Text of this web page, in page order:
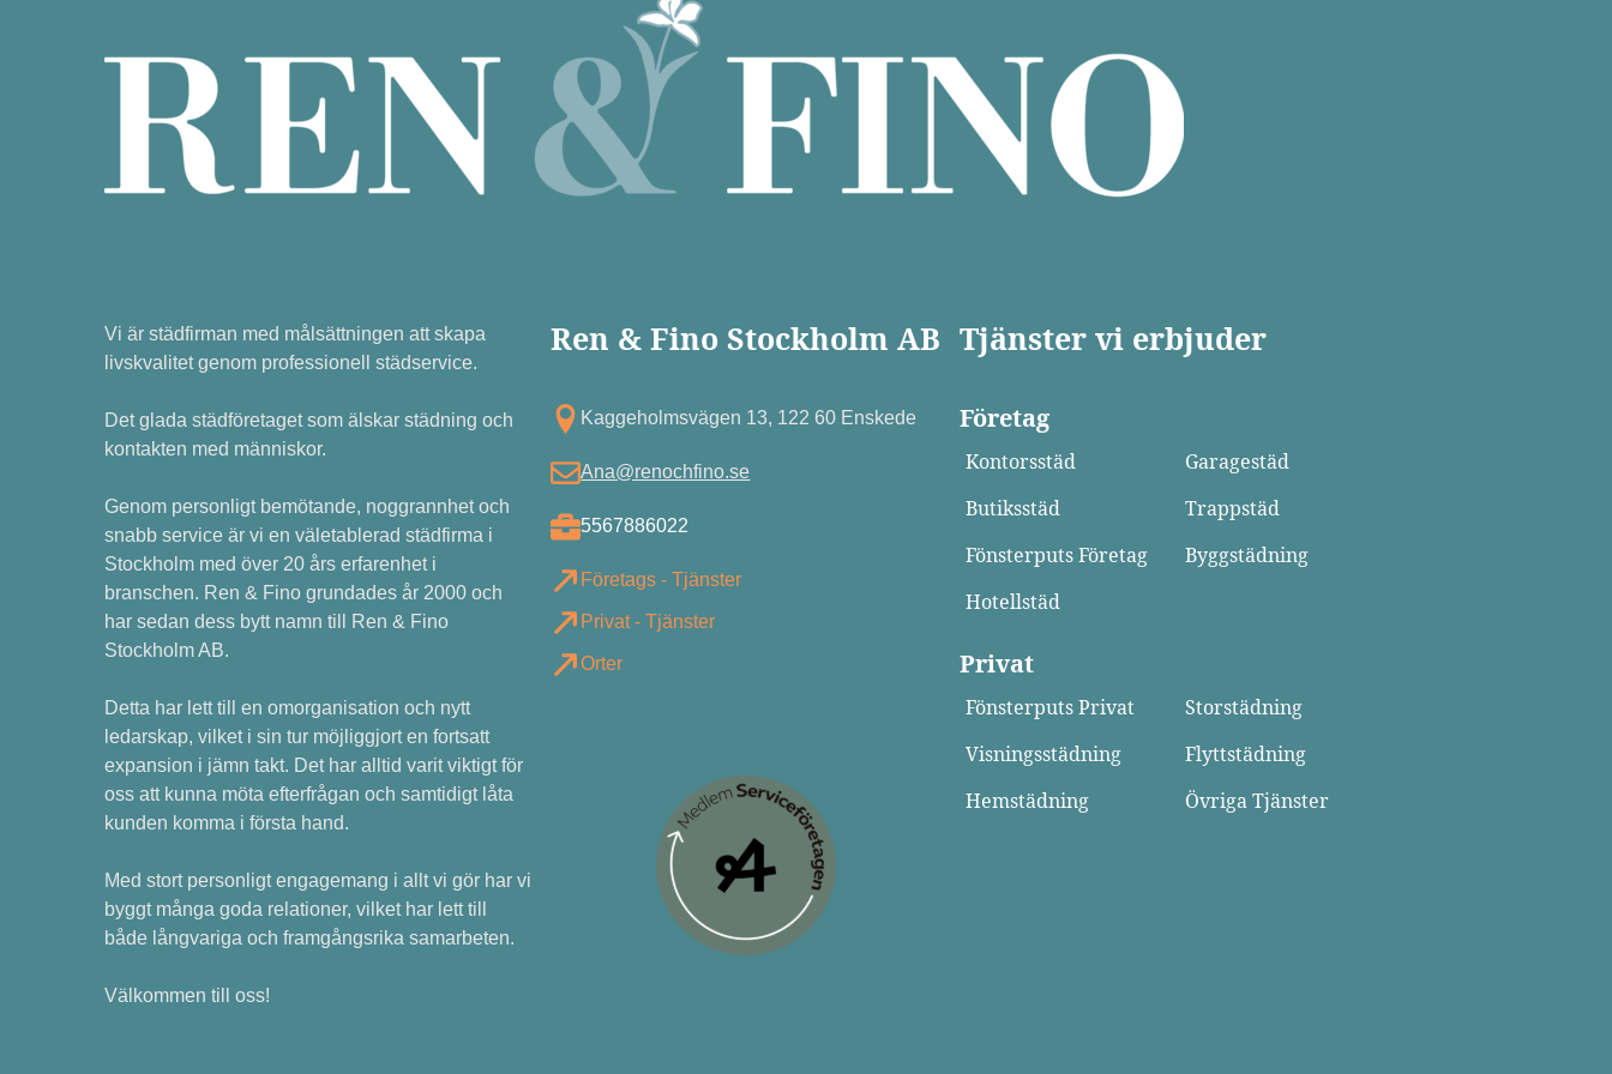
Vi är städfirman med målsättningen att skapa
livskvalitet genom professionell städservice.
Det glada städföretaget som älskar städning och
kontakten med människor.
Genom personligt bemötande, noggrannhet och
snabb service är vi en väletablerad städfirma i
Stockholm med över 20 års erfarenhet i
branschen. Ren & Fino grundades år 2000 och
har sedan dess bytt namn till Ren & Fino
Stockholm AB.
Detta har lett till en omorganisation och nytt
ledarskap, vilket i sin tur möjliggjort en fortsatt
expansion i jämn takt. Det har alltid varit viktigt för
oss att kunna möta efterfrågan och samtidigt låta
kunden komma i första hand.
Med stort personligt engagemang i allt vi gör har vi
byggt många goda relationer, vilket har lett till
både långvariga och framgångsrika samarbeten.
Välkommen till oss!
Ren & Fino Stockholm AB
Kagg eholmsvägen 13, 122 60 Enskede
Ana@renochfino.se
5567886022
Företags - Tjänster
Privat - Tjänster
Orter
Tjänster vi erbjuder
Företag
Kontorsstäd
Garagestäd
Butiksstäd
Trappstäd
Fönsterputs Företag
Byggstädning
Hotellstäd
Privat
Fönsterputs Privat
Storstädning
Visningsstädning
Flyttstädning
Hemstädning
Övriga Tjänster